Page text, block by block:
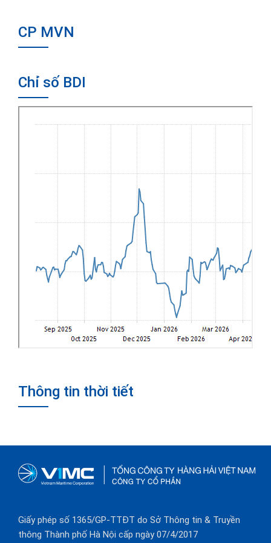
CP MVN
Chỉ số BDI
Thông tin thời tiết
Giấy phép số 1365/GP-TTĐT do Sở Thông tin & Truyền
thông Thành phố Hà Nội cấp ngày 07/4/2017